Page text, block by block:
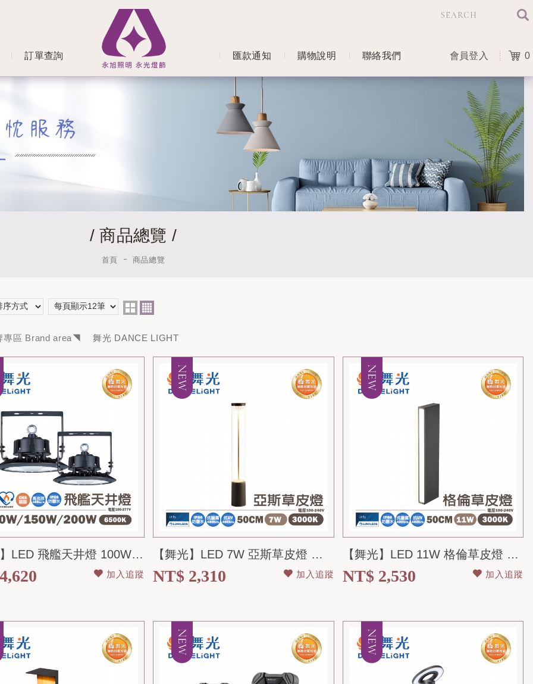
訂單查詢 匯款通知 購物說明 聯絡我們 會員登入 0
/ 商品總覽 /
首頁 商品總覽
區 Brand area◥ 舞光 DANCE LIGHT
【舞光】LED 飛艦天井燈 100W 150W 200w 節能標章 IP66防水...
加入追蹤
【舞光】LED 7W 亞斯草皮燈 黃光 50CM 全電壓 IP66防水防塵
NT$ 2,310 加入追蹤
【舞光】LED 11W 格倫草皮燈 黃光 50CM 全電壓 IP66防水防塵
NT$ 2,530 加入追蹤